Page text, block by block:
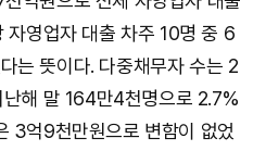
영업자 대출 차주 10명 중 6
는 뜻이다. 다중채무자 수는 2
해 말 164만4천명으로 2.7%
3억9천만원으로 변함이 없었